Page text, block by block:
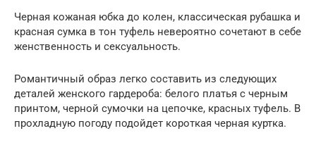
Черная кожаная юбка до колен, классическая рубашка и
красная сумка в тон туфель невероятно сочетают в себе
женственность и сексуальность.
Романтичный образ легко составить из следующих
деталей женского гардероба: белого платья с черным
принтом, черной сумочки на цепочке, красных туфель. В
прохладную погоду подойдет короткая черная куртка.